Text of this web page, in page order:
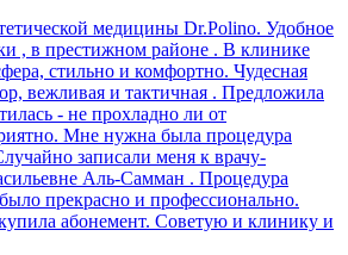
медицины Dr.Polino. Удобное
, в престижном районе . В клинике
стильно и комфортно. Чудесная
вежливая и тактичная . Предложила
- не прохладно ли от
Мне нужна была процедура
записали меня к врачу-
Аль-Самман . Процедура
прекрасно и профессионально.
абонемент. Советую и клинику и